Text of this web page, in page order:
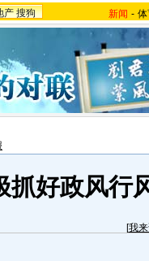
产 搜狗 新闻 -
抓好政风行
[我